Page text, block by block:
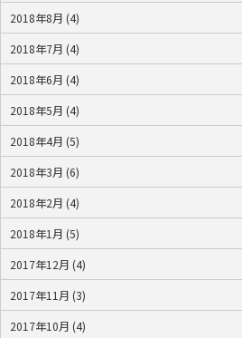
2018年8月 (4)
2018年7月 (4)
2018年6月 (4)
2018年5月 (4)
2018年4月 (5)
2018年3月 (6)
2018年2月 (4)
2018年1月 (5)
2017年12月 (4)
2017年11月 (3)
2017年10月 (4)